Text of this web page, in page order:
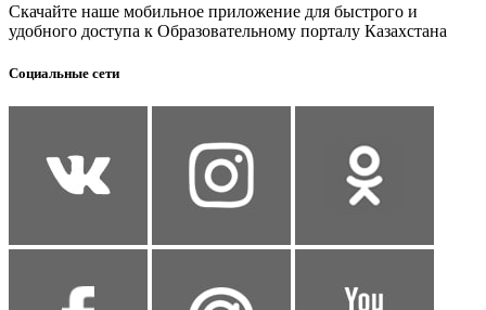
Скачайте наше мобильное приложение для быстрого и
удобного доступа к Образовательному порталу Казахстана
Социальные сети